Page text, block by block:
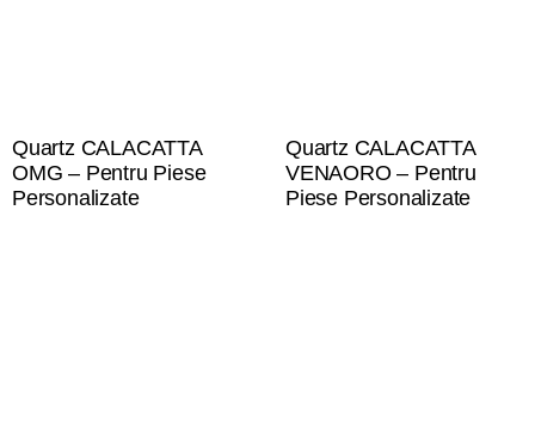
Quartz CALACATTA
OMG – Pentru Piese
Personalizate
Quartz CALACATTA
VENAORO – Pentru
Piese Personalizate